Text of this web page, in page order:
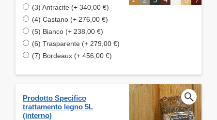
(3) Antracite (+ 340,00 €)
(4) Castano (+ 276,00 €)
(5) Bianco (+ 238,00 €)
(6) Trasparente (+ 279,00 €)
(7) Bordeaux (+ 456,00 €)
Prodotto Specifico
trattamento legno 5L
(interno)